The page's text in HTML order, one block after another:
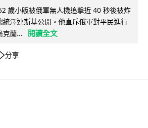
歲小販被俄軍無人機追擊近 40 秒後被炸
統澤連斯基公開。他直斥俄軍對平民進行
克蘭...
閱讀全文
分享